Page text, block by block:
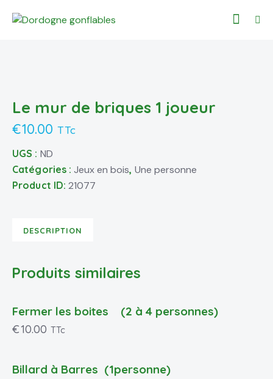
Le mur de briques 1 joueur
€10.00 TTc
UGS : ND
Catégories :Jeux en bois, Une personne
Product ID: 21077
DESCRIPTION
Produits similaires
Fermer les boites (2 à 4 personnes)
€10.00 TTc
Billard à Barres (1personne)